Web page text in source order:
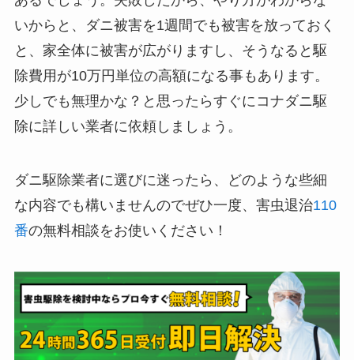
いからと、ダニ被害を1週間でも被害を放っておく
と、家全体に被害が広がりますし、そうなると駆
除費用が10万円単位の高額になる事もあります。
少しでも無理かな？と思ったらすぐにコナダニ駆
除に詳しい業者に依頼しましょう。
ダニ駆除業者に選びに迷ったら、どのような些細
な内容でも構いませんのでぜひ一度、害虫退治110
番の無料相談をお使いください！